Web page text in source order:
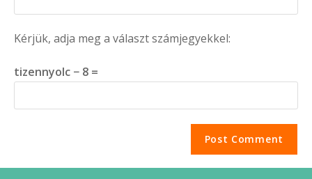
Kérjük, adja meg a választ számjegyekkel:
tizennyolc − 8 =